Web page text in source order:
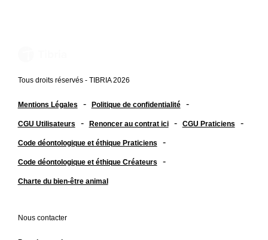
Tous droits réservés - TIBRIA 2026
Mentions Légales - Politique de confidentialité -
CGU Utilisateurs - Renoncer au contrat ici - CGU Praticiens -
Code déontologique et éthique Praticiens -
Code déontologique et éthique Créateurs -
Charte du bien-être animal
Nous contacter